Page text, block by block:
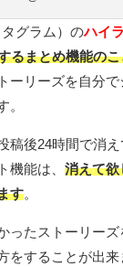
タグラム）のハイ
るまとめ機能のこ
ーリーズを自分
。
稿後24時間で消え
機能は、 消えて欲
す。
ったストーリー
をすることが出来